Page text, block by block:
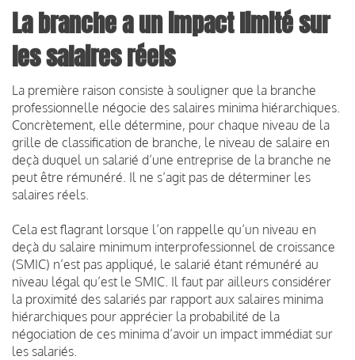
La branche a un impact limité sur
les salaires réels
La première raison consiste à souligner que la branche
professionnelle négocie des salaires minima hiérarchiques.
Concrètement, elle détermine, pour chaque niveau de la
grille de classification de branche, le niveau de salaire en
deçà duquel un salarié d’une entreprise de la branche ne
peut être rémunéré. Il ne s’agit pas de déterminer les
salaires réels.
Cela est flagrant lorsque l’on rappelle qu’un niveau en
deçà du salaire minimum interprofessionnel de croissance
(SMIC) n’est pas appliqué, le salarié étant rémunéré au
niveau légal qu’est le SMIC. Il faut par ailleurs considérer
la proximité des salariés par rapport aux salaires minima
hiérarchiques pour apprécier la probabilité de la
négociation de ces minima d’avoir un impact immédiat sur
les salariés.